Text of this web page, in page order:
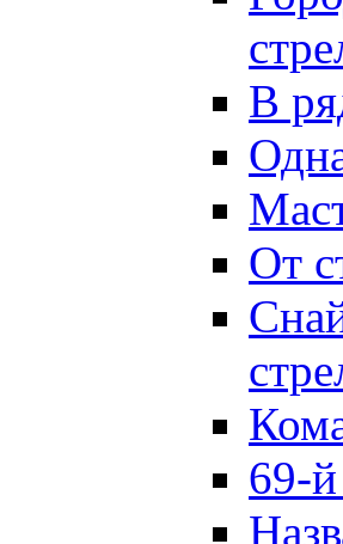
В
От
69-